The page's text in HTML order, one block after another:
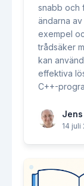
snabb och
ändarna
exempel
trådsäker
kan
effektiva
C++-
Jens
14 juli